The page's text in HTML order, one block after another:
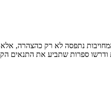
נתפסה לא רק כהצהרה,
ודרשו ספרות שתביע את התנאים